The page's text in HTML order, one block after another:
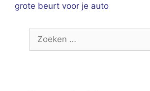
grote beurt voor je auto
naar: